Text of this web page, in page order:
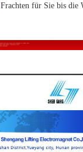
Frachten für Sie bis die